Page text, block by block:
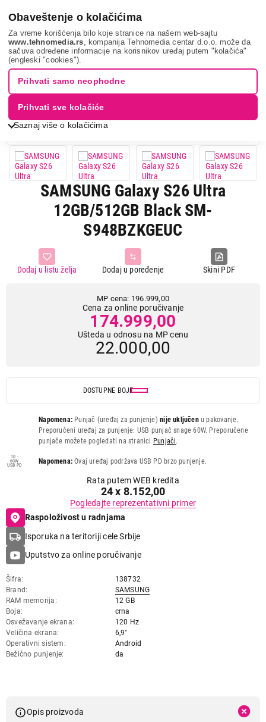
Obaveštenje o kolačićima
Za vreme korišćenja bilo koje stranice na našem web-sajtu
www.tehnomedia.rs , kompanija Tehnomedia centar d.o.o. može da
sačuva određene informacije na korisnikov uređaj putem "kolačića"
(engleski "cookies").
Saznaj više o kolačićima
Prihvati samo neophodne
Prihvati sve kolačiće
Mobilni telefoni i tableti Mobilni telefoni
Smart mobilni
telefoni
Samsung galaxy ...
11% UŠTEDA.
POGLEDAJTE RECENZIJU
SAMSUNG Galaxy S26 Ultra
12GB/512GB Black SM-
S948BZKGEUC
Skini PDF
Dodaj u poređenje
Dodaj u listu želja
MP cena: 196.999,00
Cena za online poručivanje
174.999,00
Ušteda u odnosu na MP cenu
22.000,00
DOSTUPNE BOJE
Napomena: Punjač (uređaj za punjenje)nije uključenu pakovanje.
Preporučeni uređaj za punjenje: USB punjač snage 60W. Preporučene
punjače možete pogledati na stranici Punjači.
10 -
60W
USB PD Napomena: Ovaj uređaj podržava USB PD brzo punjenje.
Rata putem WEB kredita
24 x 8.152,00
Pogledajte reprezentativni primer
Raspoloživost u radnjama
Isporuka na teritoriji cele Srbije
Uputstvo za online poručivanje
Šifra
138732
Brand
SAMSUNG
RAM memorija
12 GB
Boja
crna
Osvežavanje ekrana
120 Hz
Veličina ekrana
6,9"
Operativni sistem
Android
Bežično punjenje
da
Opis proizvoda